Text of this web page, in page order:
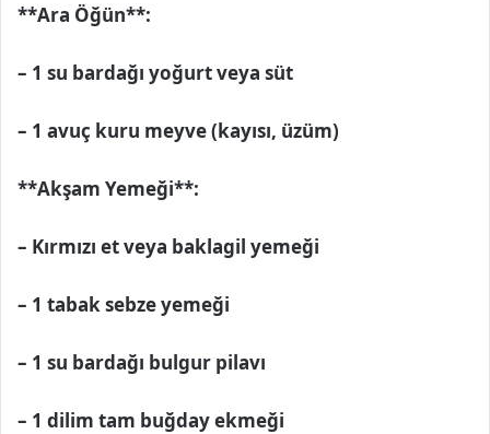
**Ara Öğün**:
– 1 su bardağı yoğurt veya süt
– 1 avuç kuru meyve (kayısı, üzüm)
**Akşam Yemeği**:
– Kırmızı et veya baklagil yemeği
– 1 tabak sebze yemeği
– 1 su bardağı bulgur pilavı
– 1 dilim tam buğday ekmeği